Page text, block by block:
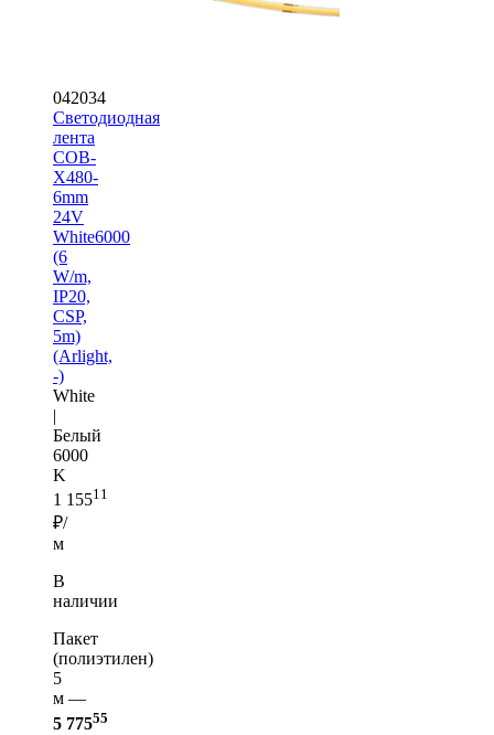
042034
Светодиодная
лента
COB-
X480-
6mm
24V
White6000
(6
W/m,
IP20,
CSP,
5m)
(Arlight,
-)
White
|
Белый
6000
K
1 15511
₽/
м
В
наличии
Пакет
(полиэтилен)
5
м —
5 77555